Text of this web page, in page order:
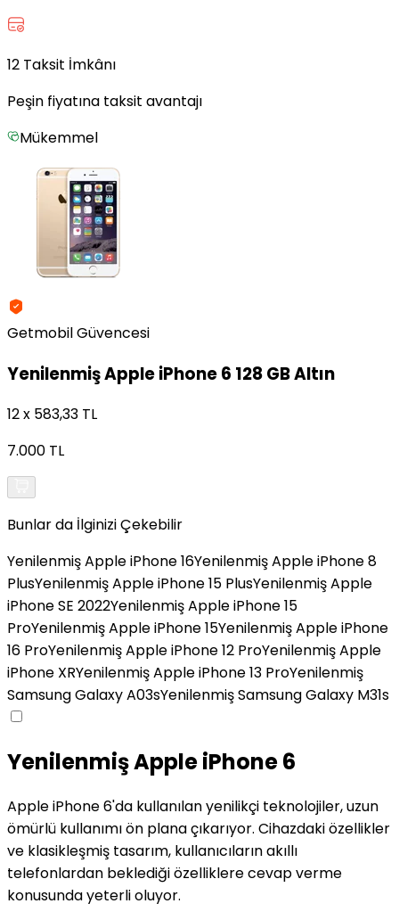
12 Taksit İmkânı
Peşin fiyatına taksit avantajı
Mükemmel
Getmobil Güvencesi
YenilenmişApple iPhone 6 128 GB Altın
12 x 583,33 TL
7.000 TL
Bunlar da İlginizi Çekebilir
Yenilenmiş Apple iPhone 16Yenilenmiş Apple iPhone 8
PlusYenilenmiş Apple iPhone 15 PlusYenilenmiş Apple
iPhone SE 2022Yenilenmiş Apple iPhone 15
ProYenilenmiş Apple iPhone 15Yenilenmiş Apple iPhone
16 ProYenilenmiş Apple iPhone 12 ProYenilenmiş Apple
iPhone XRYenilenmiş Apple iPhone 13 ProYenilenmiş
Samsung Galaxy A03sYenilenmiş Samsung Galaxy M31s
Yenilenmiş Apple iPhone 6
Apple iPhone 6'da kullanılan yenilikçi teknolojiler, uzun
ömürlü kullanımı ön plana çıkarıyor. Cihazdaki özellikler
ve klasikleşmiş tasarım, kullanıcıların akıllı
telefonlardan beklediği özelliklere cevap verme
konusunda yeterli oluyor.